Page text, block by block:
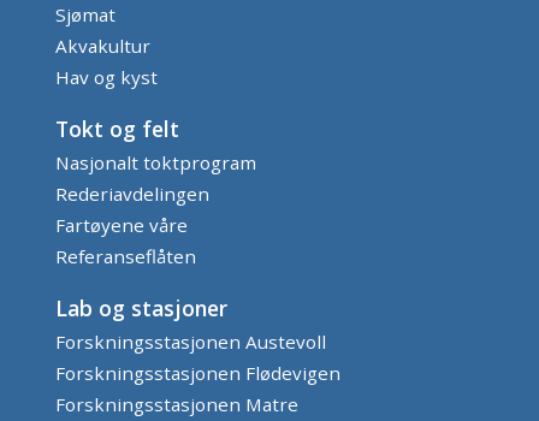
Sjømat
Akvakultur
Hav og kyst
Tokt og felt
Nasjonalt toktprogram
Rederiavdelingen
Fartøyene våre
Referanseflåten
Lab og stasjoner
Forskningsstasjonen Austevoll
Forskningsstasjonen Flødevigen
Forskningsstasjonen Matre